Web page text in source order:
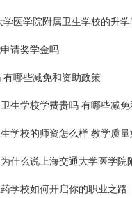
医学院附属卫生学校的升
请奖学金吗
哪些减免和资助政策
生学校学费贵吗 有哪些减
学校的师资怎么样 教学质量
什么说上海交通大学医学院
学校如何开启你的职业之路